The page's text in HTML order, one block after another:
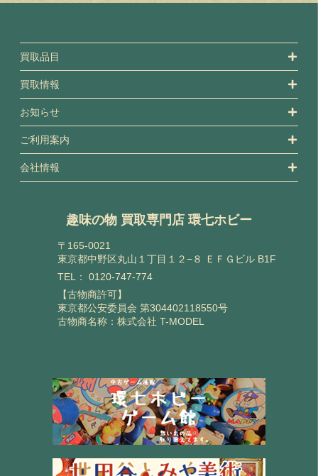
買取品目
買取情報
お知らせ
ご利用案内
会社情報
趣味の物 買取専門店 環七ホビー
〒165-0021
東京都中野区丸山１丁目１２−８ ＥＦＧビル B1F
TEL： 0120-747-774
【古物商許可】
東京都公安委員会 第304402118550号
古物商名称：株式会社 T-MODEL